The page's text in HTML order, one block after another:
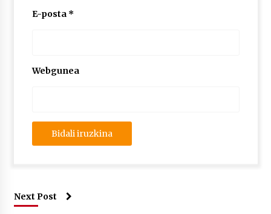
E-posta *
Webgunea
Next Post